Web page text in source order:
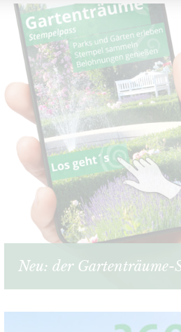
Neu: der Gartenträume-